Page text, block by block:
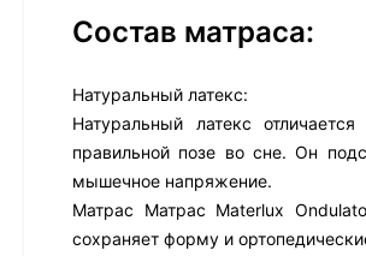
Состав матраса:
Натуральный латекс:
Натуральный латекс
правильной позе во сне. Он
мышечное напряжение.
Матрас Матрас Materlux
сохраняет форму и